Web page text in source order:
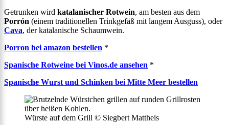
Getrunken wird katalanischer Rotwein, am besten aus dem
Porrón (einem traditionellen Trinkgefäß mit langem Ausguss), oder
Cava, der katalanische Schaumwein.
Porron bei amazon bestellen *
Spanische Rotweine bei Vinos.de ansehen *
Spanische Wurst und Schinken bei Mitte Meer bestellen
Würste auf dem Grill © Siegbert Mattheis